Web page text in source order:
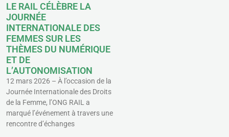
LE RAIL CÉLÈBRE LA
JOURNÉE
INTERNATIONALE DES
FEMMES SUR LES
THÈMES DU NUMÉRIQUE
ET DE
L’AUTONOMISATION
12 mars 2026 – À l’occasion de la
Journée Internationale des Droits
de la Femme, l’ONG RAIL a
marqué l’événement à travers une
rencontre d’échanges